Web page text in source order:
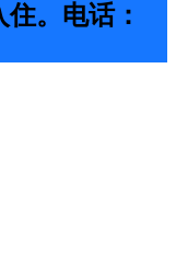
。电话：